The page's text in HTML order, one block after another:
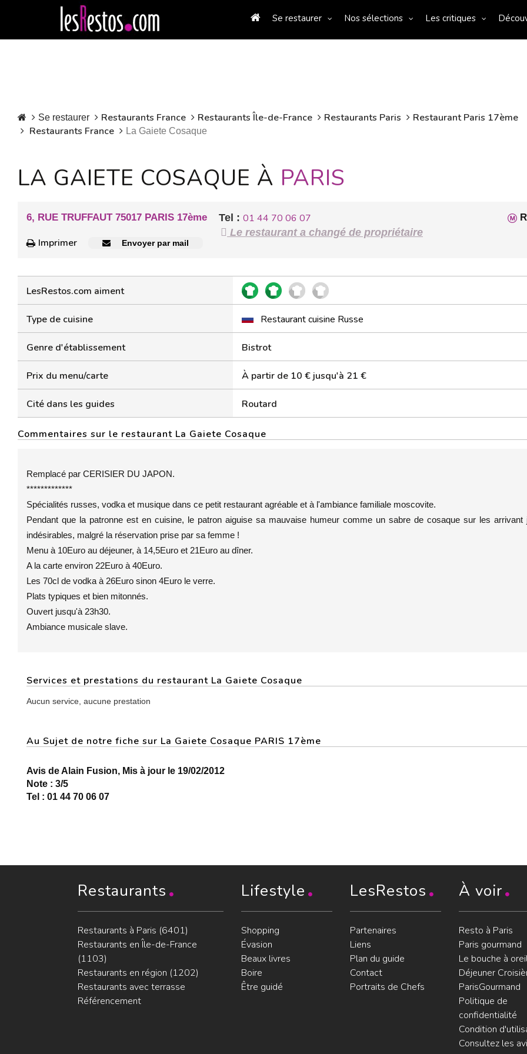
Se restaurer Nos sélections Les critiques
Se restaurer Restaurants France Restaurants Île-de-France Restaurants Paris
Restaurant Paris 17ème
Restaurants France
La Gaiete Cosaque
LA GAIETE COSAQUE À PARIS
6, RUE TRUFFAUT 75017 PARIS 17ème Tel : 01 44 70 06 07
Imprimer
Envoyer par mail
Le restaurant a changé de propriétaire
LesRestos.com aiment
Type de cuisine Restaurant cuisine Russe
Genre d'établissement Bistrot
Prix du menu/carte À partir de 10 € jusqu'à 21 €
Cité dans les guides Routard
Commentaires sur le restaurant La Gaiete Cosaque
Remplacé par CERISIER DU JAPON.
*************
Spécialités russes, vodka et musique dans ce petit restaurant agréable et à l'ambiance familiale moscovite.
Pendant que la patronne est en cuisine, le patron aiguise sa mauvaise humeur comme un sabre de cosaque sur les arrivant
indésirables, malgré la réservation prise par sa femme !
Menu à 10Euro au déjeuner, à 14,5Euro et 21Euro au dîner.
A la carte environ 22Euro à 40Euro.
Les 70cl de vodka à 26Euro sinon 4Euro le verre.
Plats typiques et bien mitonnés.
Ouvert jusqu'à 23h30.
Ambiance musicale slave.
Services et prestations du restaurant La Gaiete Cosaque
Aucun service, aucune prestation
Au Sujet de notre fiche sur La Gaiete Cosaque PARIS 17ème
Avis de Alain Fusion, Mis à jour le 19/02/2012
Note : 3/5
Tel : 01 44 70 06 07
Restaurants
Restaurants à Paris (6401)
Restaurants en Île-de-France
(1103)
Restaurants en région (1202)
Restaurants avec terrasse
Référencement
Lifestyle
Shopping
Évasion
Beaux livres
Boire
Être guidé
LesRestos
Partenaires
Liens
Plan du guide
Contact
Portraits de Chefs
À voir
Resto à Paris
Paris gourmand
Le bouche à
Déjeuner
ParisGourmand
Politique de
confidentialité
Condition
Consultez les